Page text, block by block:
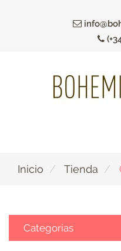
Inicio Tienda
Categorías